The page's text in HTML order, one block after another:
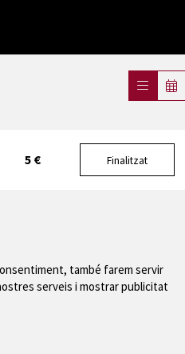
5 € Finalitzat
Mapa del web | Avís Legal
també farem servir
serveis i mostrar publicitat